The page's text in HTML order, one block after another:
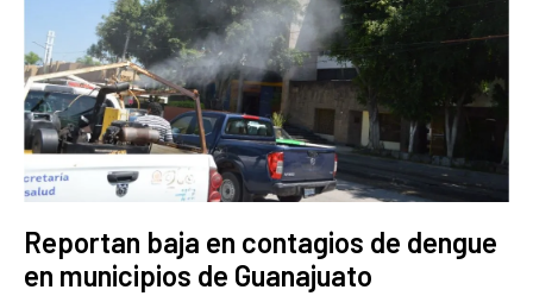
Reportan baja en contagios de dengue
en municipios de Guanajuato